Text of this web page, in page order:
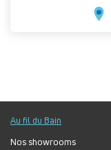
Au fil du Bain
Nos showrooms